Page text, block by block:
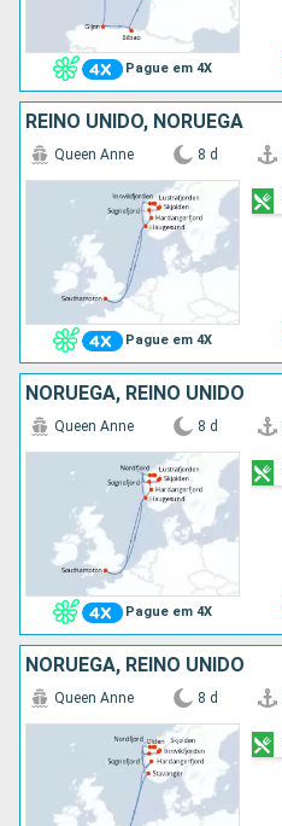
Pague em 4X
REINO UNIDO, NORUEGA
Pague em 4X
Queen Anne 8 d
NORUEGA, REINO UNIDO
Pague em 4X
Queen Anne 8 d
NORUEGA, REINO UNIDO
Queen Anne 8 d